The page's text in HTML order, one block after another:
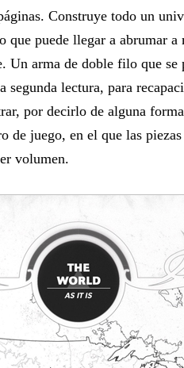
Construye todo un
que puede llegar a abrumar a
Un arma de doble filo que se
segunda lectura, para
por decirlo de alguna
de juego, en el que las piezas
volumen.